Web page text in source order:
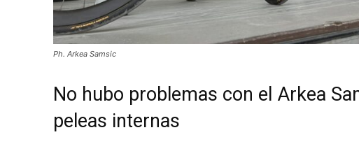
Ph. Arkea Samsic
No hubo problemas con el Arkea
peleas internas